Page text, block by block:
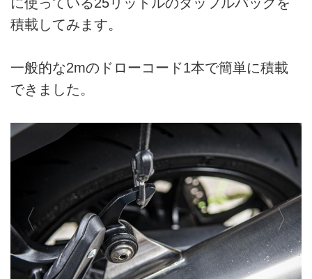
積載してみます。
一般的な2mのドローコード1本で簡単に積載
できました。